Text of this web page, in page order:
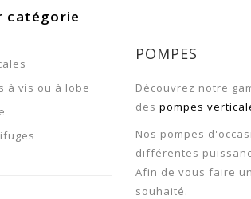
catégorie
à vis ou à lobe
POMPES
Découvrez notre
des pompes
Nos pompes
différentes
Afin de vous faire
souhaité.